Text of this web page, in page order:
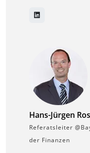
Hans-Jürgen
Referatsleiter
der Finanzen